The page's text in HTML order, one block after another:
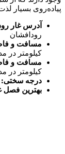
پیاده‌روی بسیار
آدرس غار
رودافشان
مسافت و
کیلومتر در
مسافت و
کیلومتر در
درجه سختی:
بهترین فصل